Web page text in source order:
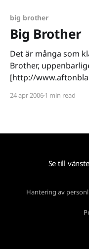
big brother
Big Brother
Det är många som
Brother,
[http://
får anta att kungen
24 apr 20061 min read
Se till
Hantering av